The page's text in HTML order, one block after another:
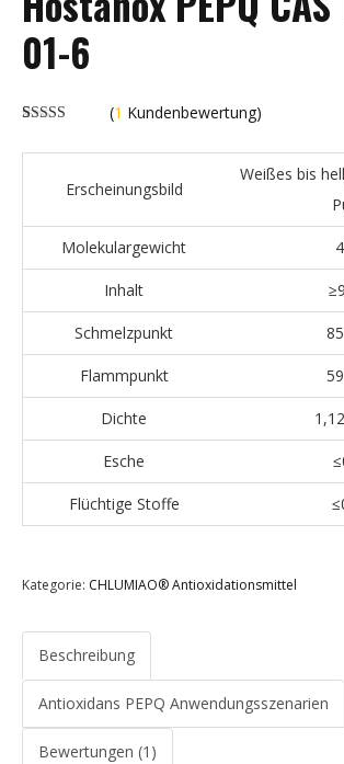
01-6
5.00von 5
Kundenbewertung
(1 Kundenbewertung)
Erscheinungsbild
Weißes bis
Molekulargewicht
Inhalt
Schmelzpunkt
Flammpunkt
Dichte
Esche
Flüchtige Stoffe
Kategorie: CHLUMIAO® Antioxidationsmittel
Beschreibung
Antioxidans PEPQ Anwendungsszenarien
Bewertungen (1)